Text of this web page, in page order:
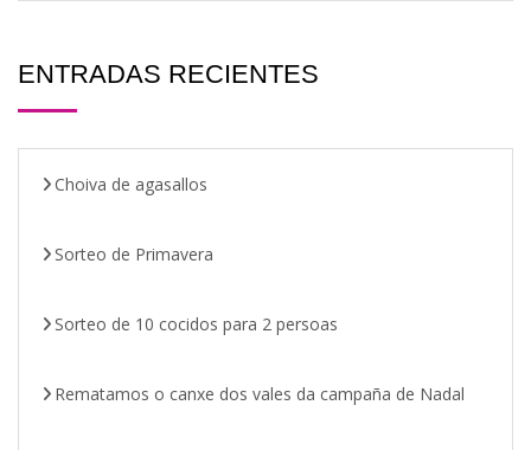
ENTRADAS RECIENTES
Choiva de agasallos
Sorteo de Primavera
Sorteo de 10 cocidos para 2 persoas
Rematamos o canxe dos vales da campaña de Nadal